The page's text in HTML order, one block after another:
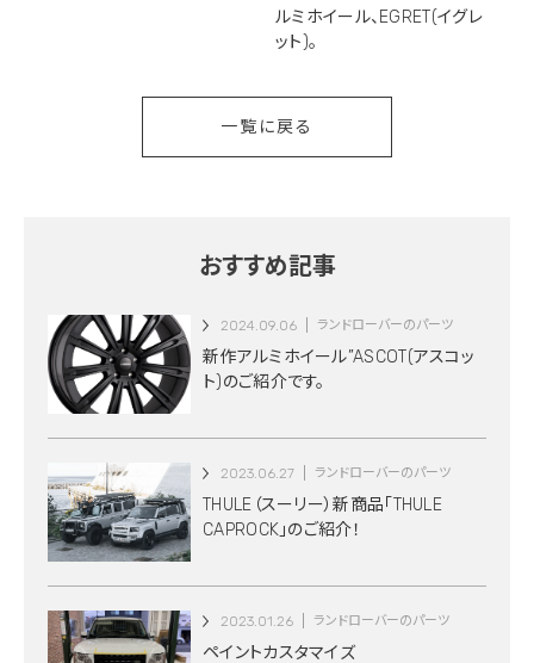
ルミホイール、EGRET(イグレ
ット)。
一覧に戻る
おすすめ記事
2024.09.06 ランドローバーのパーツ
新作アルミホイール”ASCOT(アスコッ
ト)のご紹介です。
2023.06.27 ランドローバーのパーツ
THULE（スーリー）新商品「THULE
CAPROCK」のご紹介！
2023.01.26 ランドローバーのパーツ
ペイントカスタマイズ